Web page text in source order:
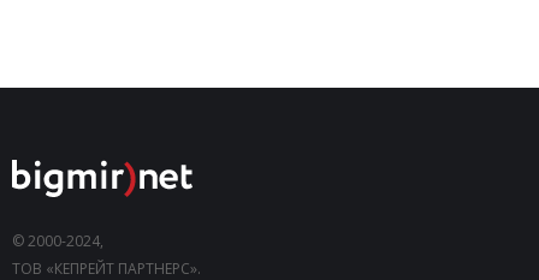
© 2000-2024,
ТОВ «КЕПРЕЙТ ПАРТНЕРС».